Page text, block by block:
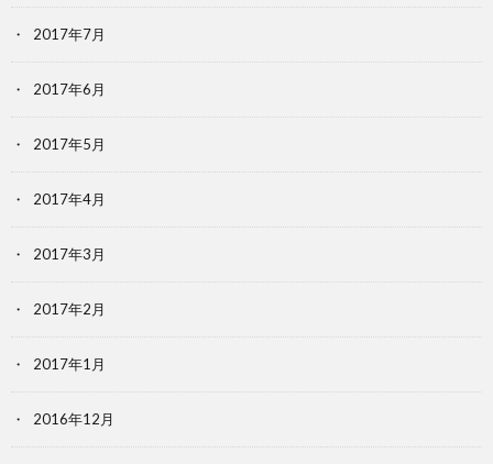
2017年7月
2017年6月
2017年5月
2017年4月
2017年3月
2017年2月
2017年1月
2016年12月